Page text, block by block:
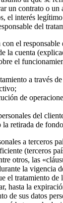
un contrato o
el interés
del
el
la cuenta
el
a través
de
del
retirada de
a terceros
(terceros
otros, las
la
el tratamiento de
hasta la
de sus datos